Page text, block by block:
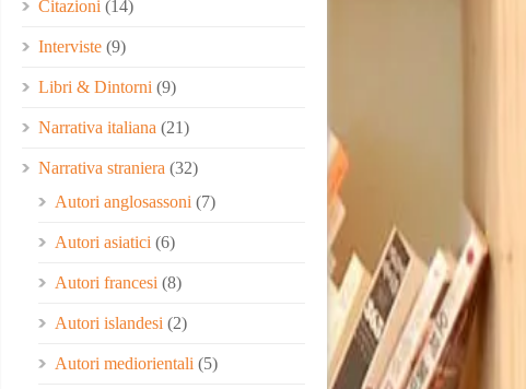
Citazioni (14)
Interviste (9)
Libri & Dintorni (9)
Narrativa italiana (21)
Narrativa straniera (32)
Autori anglosassoni (7)
Autori asiatici (6)
Autori francesi (8)
Autori islandesi (2)
Autori mediorientali (5)